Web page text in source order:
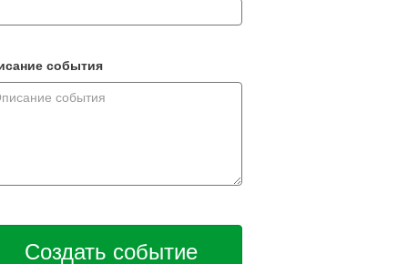
события
Создать событие